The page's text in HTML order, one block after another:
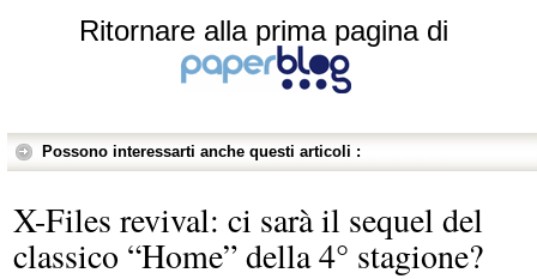
Ritornare alla prima pagina di
Possono interessarti anche questi articoli :
X-Files revival: ci sarà il sequel del
classico “Home” della 4° stagione?